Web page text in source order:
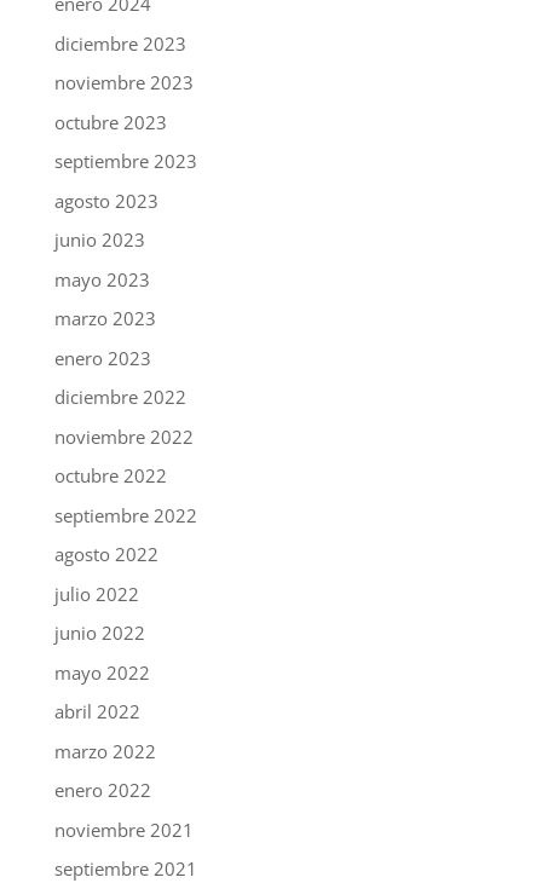
diciembre 2023
noviembre 2023
octubre 2023
septiembre 2023
agosto 2023
junio 2023
mayo 2023
marzo 2023
enero 2023
diciembre 2022
noviembre 2022
octubre 2022
septiembre 2022
agosto 2022
julio 2022
junio 2022
mayo 2022
abril 2022
marzo 2022
enero 2022
noviembre 2021
septiembre 2021